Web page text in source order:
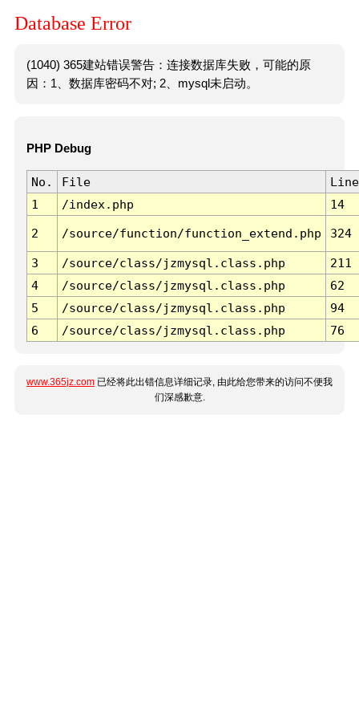
Database Error
(1040) 365建站错误警告：连接数据库失败，可能的原
因：1、数据库密码不对; 2、mysql未启动。
PHP Debug
No. File
Line
1
/index.php 14
2 /source/function/function_extend.php 324
3 /source/class/jzmysql.class.php
211
4
/source/class/jzmysql.class.php
62
5
/source/class/jzmysql.class.php
94
6
/source/class/jzmysql.class.php 76
www.365jz.com 已经将此出错信息详细记录, 由此给您带来的访问不便我
们深感歉意.